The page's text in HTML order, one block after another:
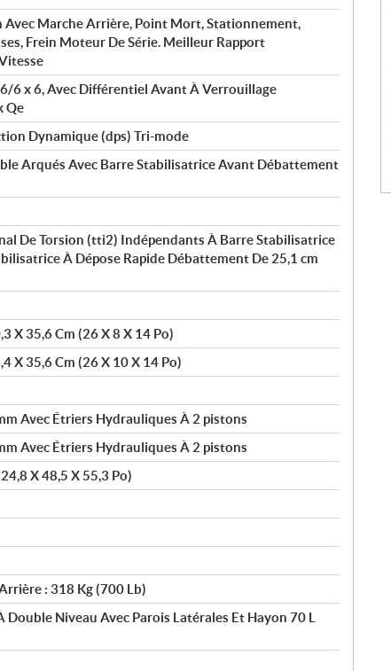
Avec Marche Arrière, Point Mort, Stationnement,
Frein Moteur De Série. Meilleur Rapport
6 x 6, Avec Différentiel Avant À Verrouillage
Qe
Dynamique (dps) Tri-mode
Arqués Avec Barre Stabilisatrice Avant Débattement
De Torsion (tti2) Indépendants À Barre Stabilisatrice
À Dépose Rapide Débattement De 25,1 cm
X 35,6 Cm (26 X 8 X 14 Po)
X 35,6 Cm (26 X 10 X 14 Po)
Avec Étriers Hydrauliques À 2 pistons
Avec Étriers Hydrauliques À 2 pistons
X 48,5 X 55,3 Po)
: 318 Kg (700 Lb)
Double Niveau Avec Parois Latérales Et Hayon 70 L